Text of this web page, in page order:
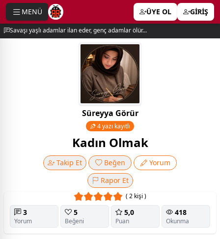
MENÜ ÜYE OL GİRİŞ
Savaşı yaşlı adamlar ilan eder, genç adamlar ölür...
Süreyya Görür
4 yazı kayıtlı
Kadın Olmak
Takip Et Beğen
Yorum
Rapor Et
( 2 kişi )
3
Yorum
5
Beğeni
5,0
Puan
418
Okunma
menu